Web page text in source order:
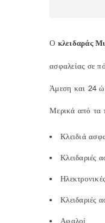
Ο κλειδαράς
ασφαλείας σε
Άμεση και 24
Μερικά από τα
Κλειδιά
Κλειδαριές
Κλειδαριές
Αφαλοί